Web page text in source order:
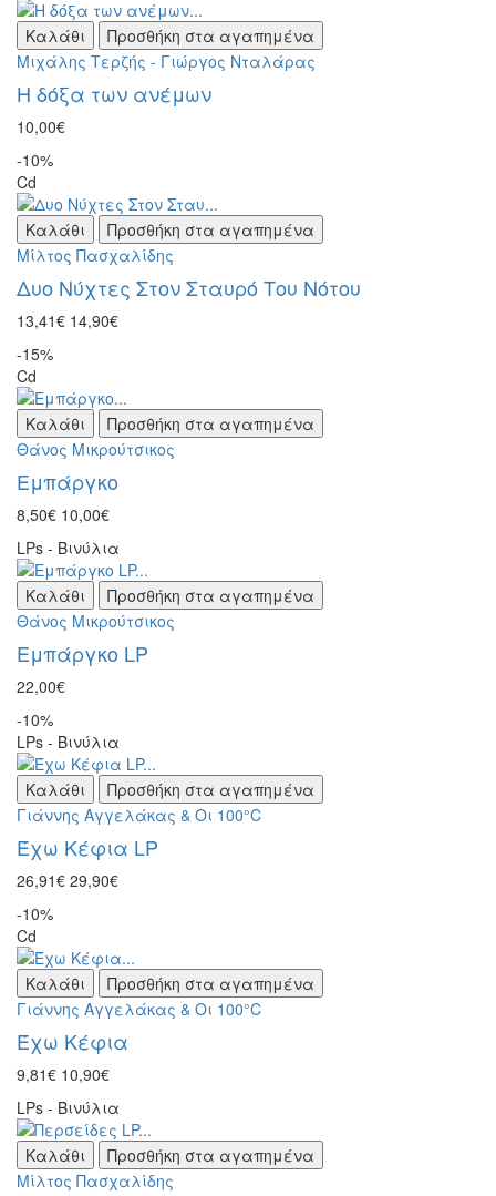
Καλάθι
Προσθήκη στα αγαπημένα
Μιχάλης Τερζής - Γιώργος Νταλάρας
Η δόξα των ανέμων
10,00€
-10%
Cd
Καλάθι
Προσθήκη στα αγαπημένα
Μίλτος Πασχαλίδης
Δυο Νύχτες Στον Σταυρό Του Νότου
13,41€ 14,90€
-15%
Cd
Καλάθι
Προσθήκη στα αγαπημένα
Θάνος Μικρούτσικος
Εμπάργκο
8,50€ 10,00€
LPs - Βινύλια
Καλάθι
Προσθήκη στα αγαπημένα
Θάνος Μικρούτσικος
Εμπάργκο LP
22,00€
-10%
LPs - Βινύλια
Καλάθι
Προσθήκη στα αγαπημένα
Γιάννης Αγγελάκας & Οι 100°C
Έχω Κέφια LP
26,91€ 29,90€
-10%
Cd
Καλάθι
Προσθήκη στα αγαπημένα
Γιάννης Αγγελάκας & Οι 100°C
Έχω Κέφια
9,81€ 10,90€
LPs - Βινύλια
Καλάθι
Προσθήκη στα αγαπημένα
Μίλτος Πασχαλίδης